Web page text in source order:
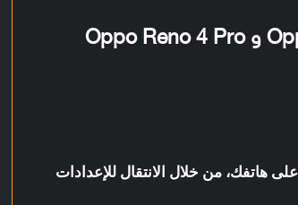
هاتفك، من خلال الانتقال للإعدادات